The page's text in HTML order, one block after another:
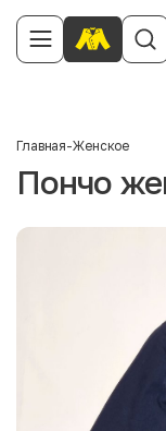
Главная-Женское
Пончо